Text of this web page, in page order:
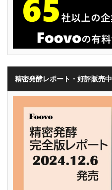
精密発酵レポート・好評販売中